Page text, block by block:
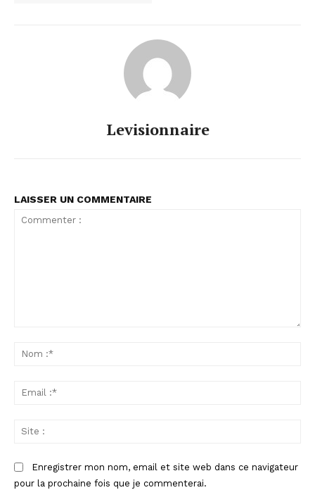
Levisionnaire
LAISSER UN COMMENTAIRE
Enregistrer mon nom, email et site web dans ce navigateur
pour la prochaine fois que je commenterai.